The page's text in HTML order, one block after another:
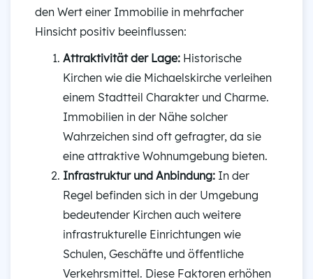
den Wert einer Immobilie in mehrfacher
Hinsicht positiv beeinflussen:
Attraktivität der Lage: Historische
Kirchen wie die Michaelskirche verleihen
einem Stadtteil Charakter und Charme.
Immobilien in der Nähe solcher
Wahrzeichen sind oft gefragter, da sie
eine attraktive Wohnumgebung bieten.
Infrastruktur und Anbindung: In der
Regel befinden sich in der Umgebung
bedeutender Kirchen auch weitere
infrastrukturelle Einrichtungen wie
Schulen, Geschäfte und öffentliche
Verkehrsmittel. Diese Faktoren erhöhen